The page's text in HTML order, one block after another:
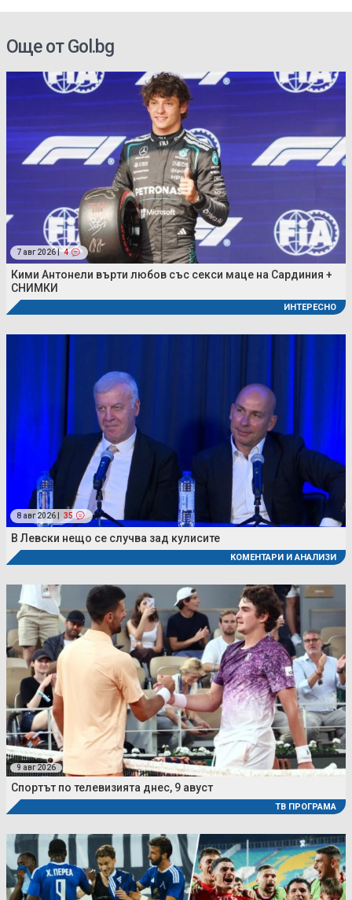
Още от Gol.bg
7 авг 2026 | 4
Кими Антонели върти любов със секси маце на Сардиния +
СНИМКИ
ИНТЕРЕСНО
8 авг 2026 | 35
В Левски нещо се случва зад кулисите
КОМЕНТАРИ И АНАЛИЗИ
9 авг 2026
Спортът по телевизията днес, 9 авуст
ТВ ПРОГРАМА